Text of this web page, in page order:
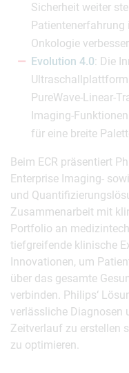
Sicherheit weiter
Onkologie
Evolution 4.0: Die
PureWave-Linear-
Imaging-
für eine breite
Beim ECR präsentiert
Enterprise Imaging-
und
Zusammenarbeit mit
Portfolio an
tiefgreifende klinische
Innovationen, um
über das gesamte
verbinden. Philips‘
verlässliche Diagnosen
Zeitverlauf zu erstellen
zu optimieren.